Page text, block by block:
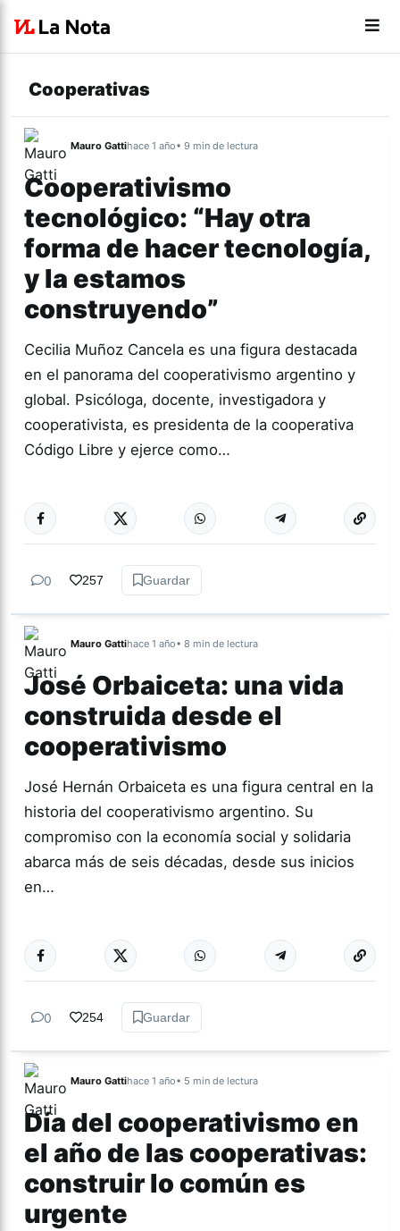
Cooperativas
Mauro Gattihace 1 año• 9 min de lectura
Cooperativismo
tecnológico: “Hay otra
forma de hacer tecnología,
y la estamos
construyendo”
Cecilia Muñoz Cancela es una figura destacada
en el panorama del cooperativismo argentino y
global. Psicóloga, docente, investigadora y
cooperativista, es presidenta de la cooperativa
Código Libre y ejerce como…
COOPERATIVAS Más
0 257 Guardar
Mauro Gattihace 1 año• 8 min de lectura
José Orbaiceta: una vida
construida desde el
cooperativismo
José Hernán Orbaiceta es una figura central en la
historia del cooperativismo argentino. Su
compromiso con la economía social y solidaria
abarca más de seis décadas, desde sus inicios
en…
COOPERATIVAS Más
0 254 Guardar
Mauro Gattihace 1 año• 5 min de lectura
Día del cooperativismo en
el año de las cooperativas:
construir lo común es
urgente